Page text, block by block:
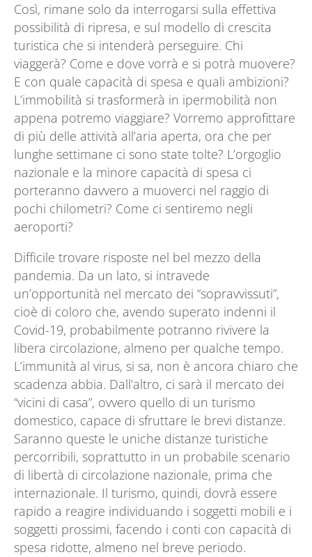
Così, rimane solo da interrogarsi sulla effettiva
possibilità di ripresa, e sul modello di crescita
turistica che si intenderà perseguire. Chi
viaggerà? Come e dove vorrà e si potrà muovere?
E con quale capacità di spesa e quali ambizioni?
L’immobilità si trasformerà in ipermobilità non
appena potremo viaggiare? Vorremo approfittare
di più delle attività all’aria aperta, ora che per
lunghe settimane ci sono state tolte? L’orgoglio
nazionale e la minore capacità di spesa ci
porteranno davvero a muoverci nel raggio di
pochi chilometri? Come ci sentiremo negli
aeroporti?
Difficile trovare risposte nel bel mezzo della
pandemia. Da un lato, si intravede
un’opportunità nel mercato dei “sopravvissuti”,
cioè di coloro che, avendo superato indenni il
Covid-19, probabilmente potranno rivivere la
libera circolazione, almeno per qualche tempo.
L’immunità al virus, si sa, non è ancora chiaro che
scadenza abbia. Dall’altro, ci sarà il mercato dei
“vicini di casa”, ovvero quello di un turismo
domestico, capace di sfruttare le brevi distanze.
Saranno queste le uniche distanze turistiche
percorribili, soprattutto in un probabile scenario
di libertà di circolazione nazionale, prima che
internazionale. Il turismo, quindi, dovrà essere
rapido a reagire individuando i soggetti mobili e i
soggetti prossimi, facendo i conti con capacità di
spesa ridotte, almeno nel breve periodo.